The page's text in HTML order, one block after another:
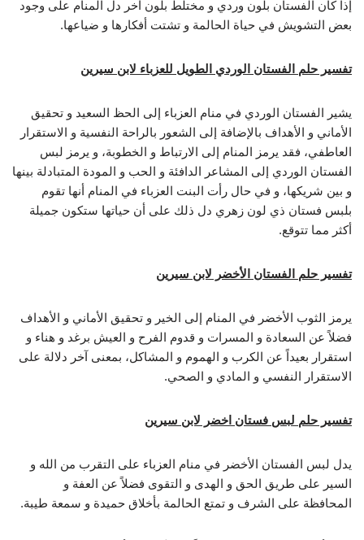
إذا كان الفستان بلون وردي و مختلط بلون آخر دل المنام على وجود
بعض التشويش في حياة الحالمة و تشتت أفكارها و ضياعها.
تفسير حلم الفستان الوردي الطويل للعزباء لابن سيرين
يشير الفستان الوردي في منام العزباء إلى الحظ السعيد و تحقيق
الأماني و الأهداف بالإضافة إلى الشعور بالراحة النفسية و الاستقرار
العاطفي، فقد يرمز المنام إلى الارتباط و الخطوبة، و يرمز لبس
الفستان الوردي إلى المشاعر الدافئة و الحب و المودة المتبادلة بينها
و بين شريكها، و في حال رأت البنت العزباء في المنام أنها تقوم
بلبس فستان ذي لون زهري دل ذلك على أن حياتها ستكون جميلة
أكثر مما تتوقع.
تفسير حلم الفستان الأخضر لابن سيرين
يرمز الثوب الأخضر في المنام إلى الخير و تحقيق الأماني و الأهداف
فضلاً عن السعادة و المسرات و قدوم الفرح و العيش برغد و هناء و
استقرار بعيداً عن الكرب و الهموم و المشاكل، بمعنى آخر دلالة على
الاستقرار النفسي و المادي و الصحي.
تفسير حلم لبس فستان اخضر لابن سيرين
يدل لبس الفستان الأخضر في منام العزباء على التقرب من الله و
السير على طريق الحق و الهدى و التقوى فضلاً عن العفة و
المحافظة على الشرف و تمتع الحالمة بأخلاق حميدة و سمعة طيبة.